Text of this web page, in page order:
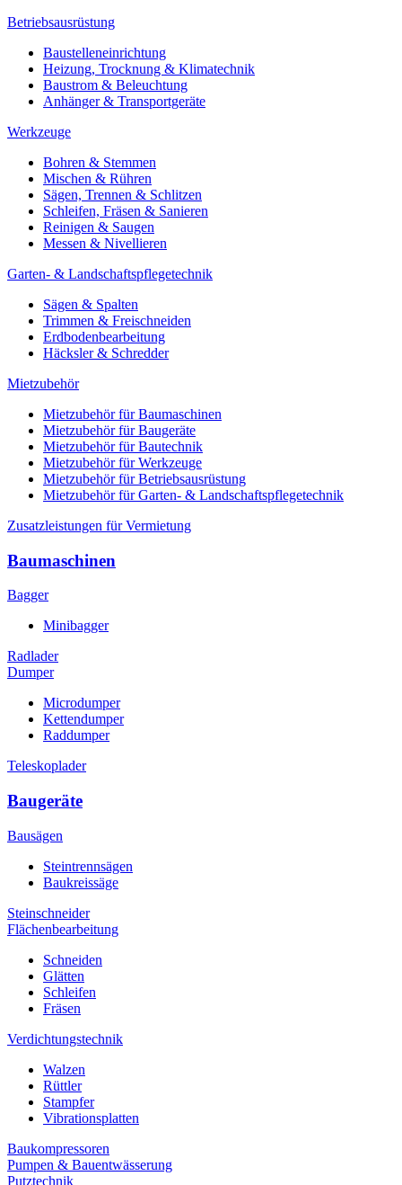
Betriebsausrüstung
Baustelleneinrichtung
Heizung, Trocknung & Klimatechnik
Baustrom & Beleuchtung
Anhänger & Transportgeräte
Werkzeuge
Bohren & Stemmen
Mischen & Rühren
Sägen, Trennen & Schlitzen
Schleifen, Fräsen & Sanieren
Reinigen & Saugen
Messen & Nivellieren
Garten- & Landschaftspflegetechnik
Sägen & Spalten
Trimmen & Freischneiden
Erdbodenbearbeitung
Häcksler & Schredder
Mietzubehör
Mietzubehör für Baumaschinen
Mietzubehör für Baugeräte
Mietzubehör für Bautechnik
Mietzubehör für Werkzeuge
Mietzubehör für Betriebsausrüstung
Mietzubehör für Garten- & Landschaftspflegetechnik
Zusatzleistungen für Vermietung
Baumaschinen
Bagger
Minibagger
Radlader
Dumper
Microdumper
Kettendumper
Raddumper
Teleskoplader
Baugeräte
Bausägen
Steintrennsägen
Baukreissäge
Steinschneider
Flächenbearbeitung
Schneiden
Glätten
Schleifen
Fräsen
Verdichtungstechnik
Walzen
Rüttler
Stampfer
Vibrationsplatten
Baukompressoren
Pumpen & Bauentwässerung
Putztechnik